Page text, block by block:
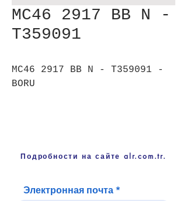
MC46 2917 BB N -
T359091
MC46 2917 BB N - T359091 -
BORU
Подробности на сайте alr.com.tr.
Электронная почта